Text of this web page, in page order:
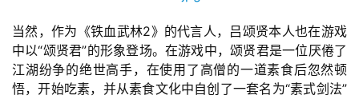
游
茶
对
当然，作为《铁血武林2》的代言人，吕颂贤本人也在游戏
中以“颂贤君”的形象登场。在游戏中，颂贤君是一位厌倦了
江湖纷争的绝世高手，在使用了高僧的一道素食后忽然顿
悟，开始吃素，并从素食文化中自创了一套名为“素式剑法”